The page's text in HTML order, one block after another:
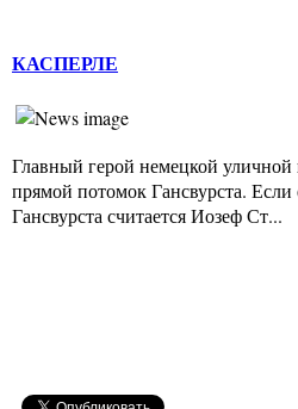
КАСПЕРЛЕ
Главный герой немецкой уличной
прямой потомок Гансвурста.
Гансвурста считается Иозеф Ст...